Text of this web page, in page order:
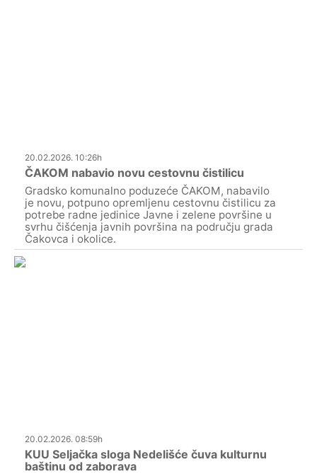
20.02.2026. 10:26h
ČAKOM nabavio novu cestovnu čistilicu
Gradsko komunalno poduzeće ČAKOM, nabavilo
je novu, potpuno opremljenu cestovnu čistilicu za
potrebe radne jedinice Javne i zelene površine u
svrhu čišćenja javnih površina na području grada
Čakovca i okolice.
20.02.2026. 08:59h
KUU Seljačka sloga Nedelišće čuva kulturnu
baštinu od zaborava